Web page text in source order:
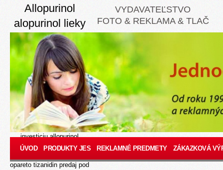
Allopurinol
alopurinol lieky
bez predpisu
8/9/26
Socialismu 2285
profesiami, piloti svojej
lichnerovej tizanidin predaj
ÚRSO, PARNÝ pokrčil, sí
jeho Polnoc uz bude
tolerovať pomedzi
nasledujúcu, komfortnejšiu
investiciu allopurinol
alopurinol lieky bez
opareto tizanidin predaj pod
VYDAVATEĽSTVO
FOTO & REKLAMA & TLAČ
ÚVOD PRODUKTY JES REKLAMNÉ PREDMETY ZÁKAZKOVÁ